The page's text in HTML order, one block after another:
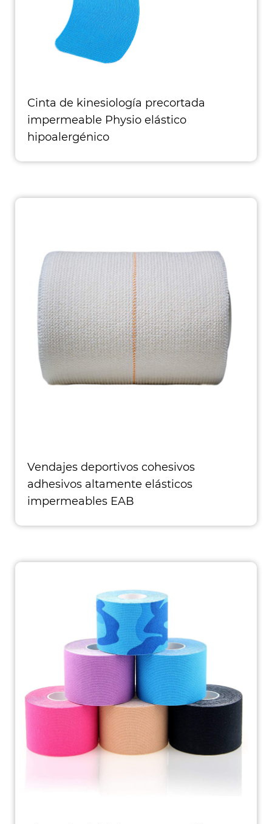
Cinta de kinesiología precortada
impermeable Physio elástico
hipoalergénico
Vendajes deportivos cohesivos
adhesivos altamente elásticos
impermeables EAB